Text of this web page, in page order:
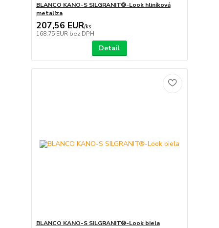
BLANCO KANO-S SILGRANIT®-Look hliníková
metalíza
207,56 EUR/ks
168,75 EUR bez DPH
Detail
BLANCO KANO-S SILGRANIT®-Look biela